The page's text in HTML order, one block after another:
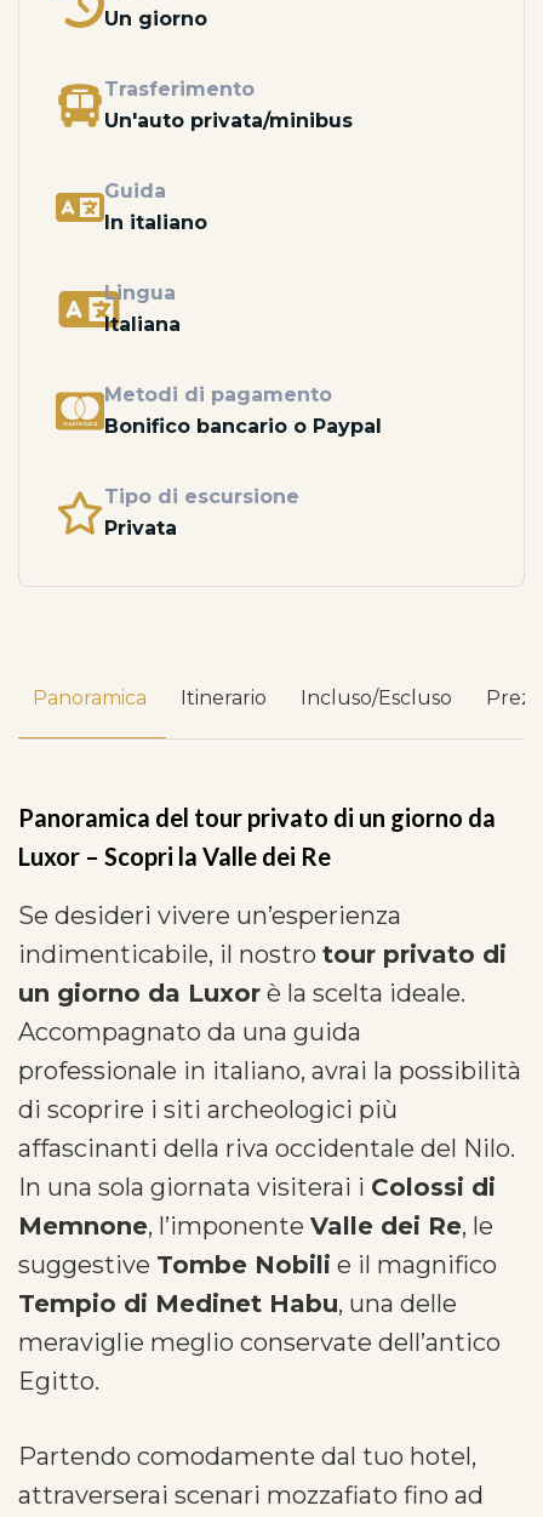
Un giorno
Trasferimento
Un'auto privata/minibus
Guida
In italiano
Lingua
Italiana
Metodi di pagamento
Bonifico bancario o Paypal
Tipo di escursione
Privata
Panoramica Itinerario Incluso/Escluso
Panoramica del tour privato di un giorno da
Luxor – Scopri la Valle dei Re
Se desideri vivere un’esperienza
indimenticabile, il nostro tour privato di
un giorno da Luxor è la scelta ideale.
Accompagnato da una guida
professionale in italiano, avrai la possibilità
di scoprire i siti archeologici più
affascinanti della riva occidentale del Nilo.
In una sola giornata visiterai i Colossi di
Memnone, l’imponente Valle dei Re, le
suggestive Tombe Nobili e il magnifico
Tempio di Medinet Habu, una delle
meraviglie meglio conservate dell’antico
Egitto.
Partendo comodamente dal tuo hotel,
attraverserai scenari mozzafiato fino ad